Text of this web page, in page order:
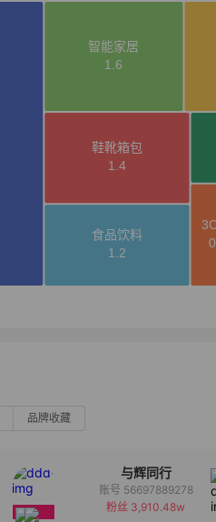
品牌收藏
与辉同行
备注
账号 56697889278
粉丝 3,910.48w